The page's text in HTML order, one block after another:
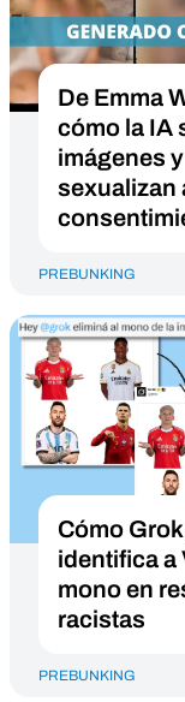
De Emma
cómo la IA
imágenes
sexualizan
PREBUNKING
Cómo
identifica a
mono en
racistas
PREBUNKING